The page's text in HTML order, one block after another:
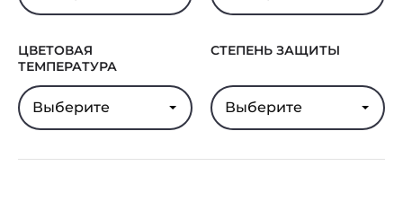
ЦВЕТОВАЯ
ТЕМПЕРАТУРА
Выберите
СТЕПЕНЬ ЗАЩИТЫ
Выберите